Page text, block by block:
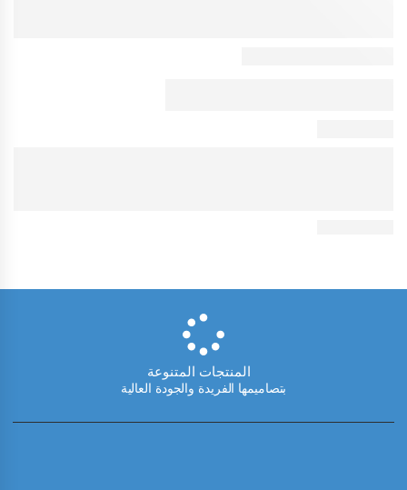
المنتجات المتنوعة
بتصاميمها الفريدة والجودة العالية